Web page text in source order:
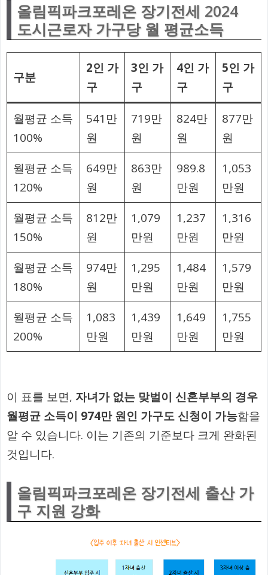
올림픽파크포레온 장기전세 2024
도시근로자 가구당 월 평균소득
구분
2인 가
구
3인 가
구
4인 가
구
5인 가
구
월평균 소득
100%
541만
원
719만
원
824만
원
877만
원
월평균 소득
120%
649만
원
863만
원
989.8
만원
1,053
만원
월평균 소득
150%
812만
원
1,079
만원
1,237
만원
1,316
만원
월평균 소득
180%
974만
원
1,295
만원
1,484
만원
1,579
만원
월평균 소득
200%
1,083
만원
1,439
만원
1,649
만원
1,755
만원
이 표를 보면, 자녀가 없는 맞벌이 신혼부부의 경우
월평균 소득이 974만 원인 가구도 신청이 가능함을
알 수 있습니다. 이는 기존의 기준보다 크게 완화된
것입니다.
올림픽파크포레온 장기전세 출산 가
구 지원 강화